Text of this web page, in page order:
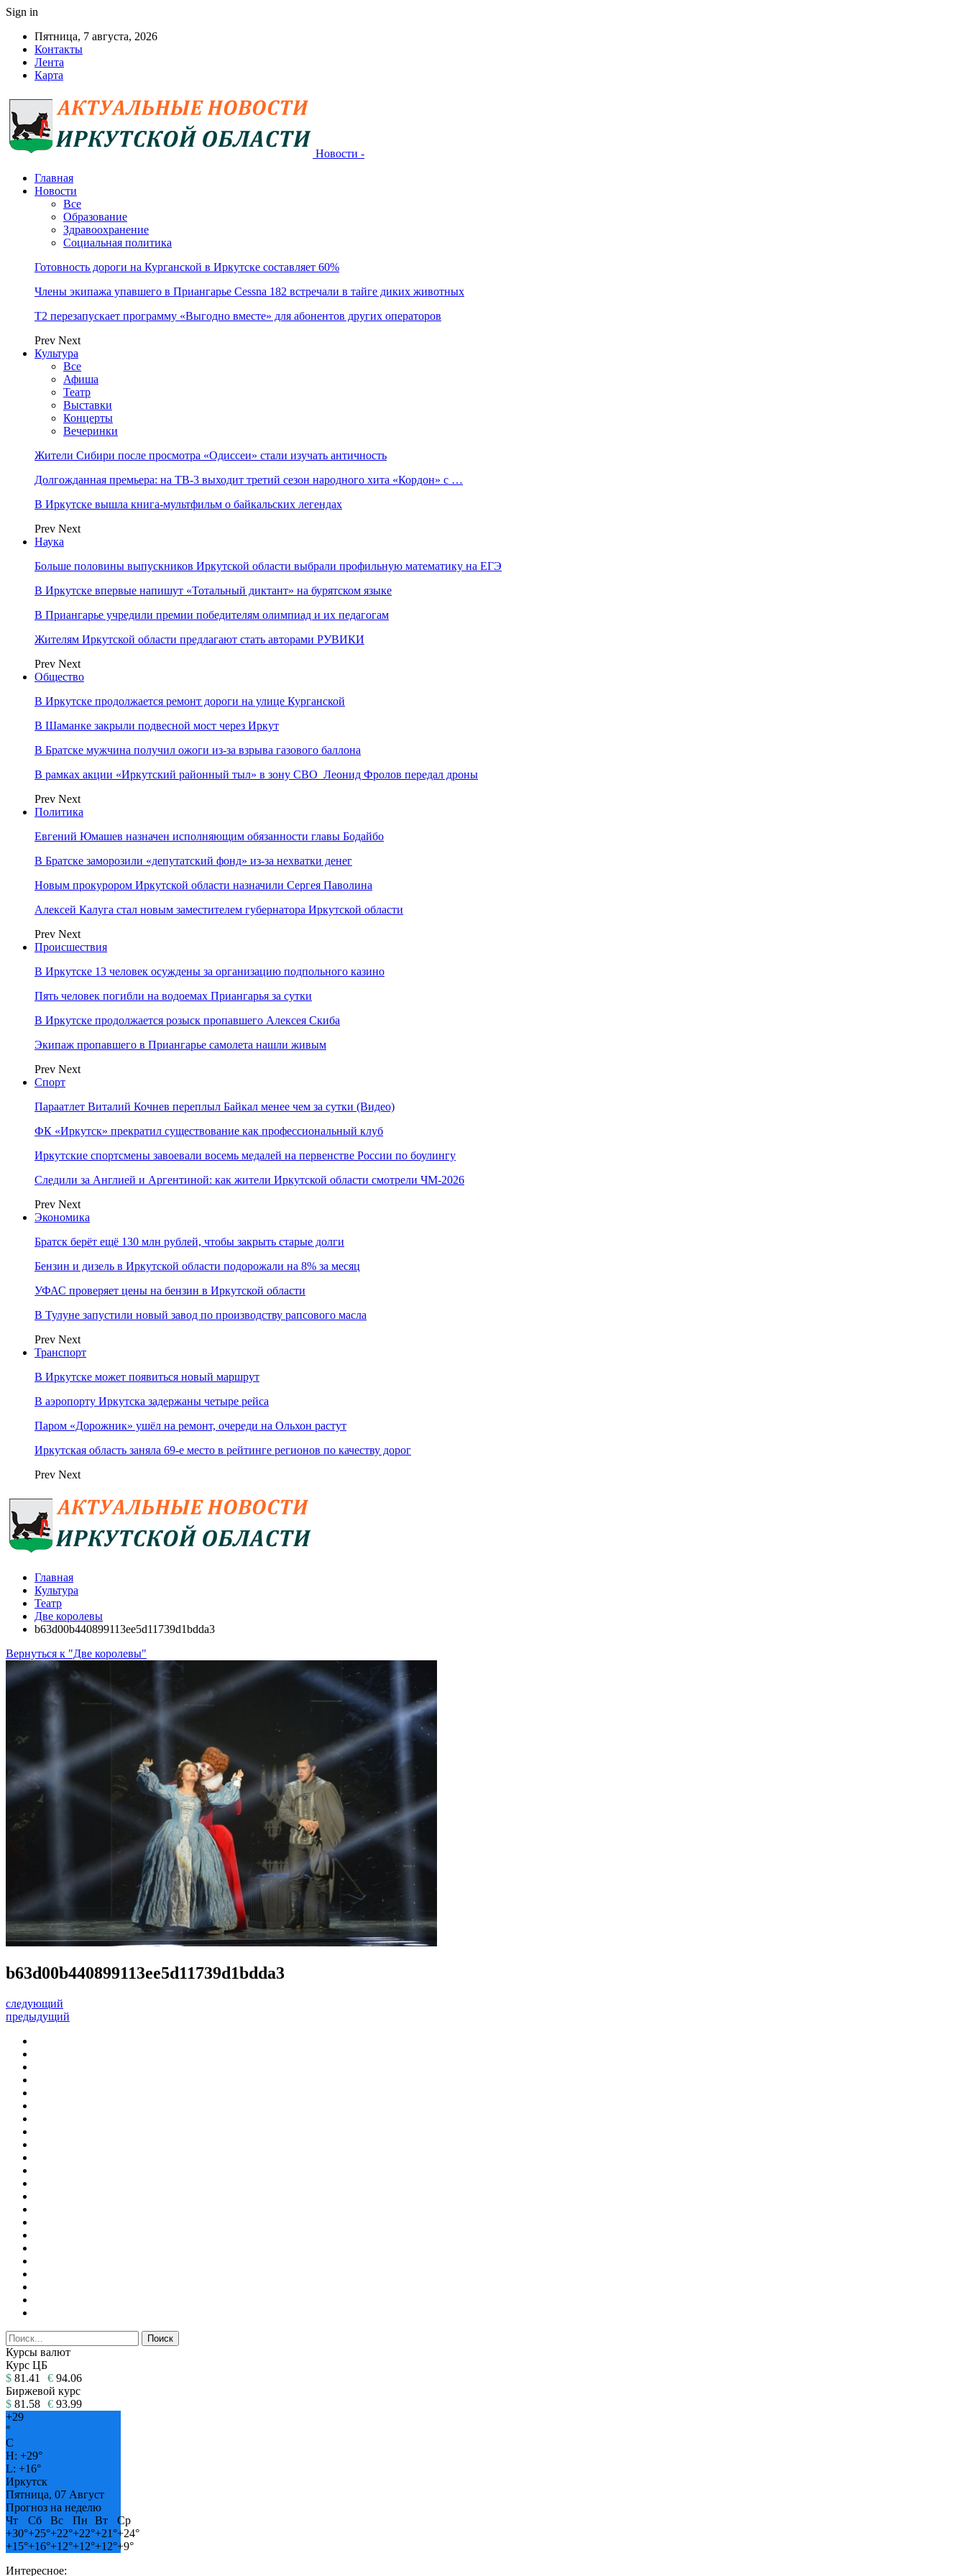
Sign in
Пятница, 7 августа, 2026
Контакты
Лента
Карта
Новости -
Главная
Новости
Все
Образование
Здравоохранение
Социальная политика
Готовность дороги на Курганской в Иркутске составляет 60%
Члены экипажа упавшего в Приангарье Cessna 182 встречали в тайге диких животных
Т2 перезапускает программу «Выгодно вместе» для абонентов других операторов
Prev Next
Культура
Все
Афиша
Театр
Выставки
Концерты
Вечеринки
Жители Сибири после просмотра «Одиссеи» стали изучать античность
Долгожданная премьера: на ТВ-3 выходит третий сезон народного хита «Кордон» с …
В Иркутске вышла книга-мультфильм о байкальских легендах
Prev Next
Наука
Больше половины выпускников Иркутской области выбрали профильную математику на ЕГЭ
В Иркутске впервые напишут «Тотальный диктант» на бурятском языке
В Приангарье учредили премии победителям олимпиад и их педагогам
Жителям Иркутской области предлагают стать авторами РУВИКИ
Prev Next
Общество
В Иркутске продолжается ремонт дороги на улице Курганской
В Шаманке закрыли подвесной мост через Иркут
В Братске мужчина получил ожоги из-за взрыва газового баллона
В рамках акции «Иркутский районный тыл» в зону СВО Леонид Фролов передал дроны
Prev Next
Политика
Евгений Юмашев назначен исполняющим обязанности главы Бодайбо
В Братске заморозили «депутатский фонд» из‑за нехватки денег
Новым прокурором Иркутской области назначили Сергея Паволина
Алексей Калуга стал новым заместителем губернатора Иркутской области
Prev Next
Происшествия
В Иркутске 13 человек осуждены за организацию подпольного казино
Пять человек погибли на водоемах Приангарья за сутки
В Иркутске продолжается розыск пропавшего Алексея Скиба
Экипаж пропавшего в Приангарье самолета нашли живым
Prev Next
Спорт
Параатлет Виталий Кочнев переплыл Байкал менее чем за сутки (Видео)
ФК «Иркутск» прекратил существование как профессиональный клуб
Иркутские спортсмены завоевали восемь медалей на первенстве России по боулингу
Следили за Англией и Аргентиной: как жители Иркутской области смотрели ЧМ-2026
Prev Next
Экономика
Братск берёт ещё 130 млн рублей, чтобы закрыть старые долги
Бензин и дизель в Иркутской области подорожали на 8% за месяц
УФАС проверяет цены на бензин в Иркутской области
В Тулуне запустили новый завод по производству рапсового масла
Prev Next
Транспорт
В Иркутске может появиться новый маршрут
В аэропорту Иркутска задержаны четыре рейса
Паром «Дорожник» ушёл на ремонт, очереди на Ольхон растут
Иркутская область заняла 69‑е место в рейтинге регионов по качеству дорог
Prev Next
Главная
Культура
Театр
Две королевы
b63d00b440899113ee5d11739d1bdda3
Вернуться к "Две королевы"
b63d00b440899113ee5d11739d1bdda3
следующий
предыдущий
Курсы валют
Курс ЦБ
$ 81.41 € 94.06
Биржевой курс
$ 81.58 € 93.99
+29
°
C
H: +29°
L: +16°
Иркутск
Пятница, 07 Август
Прогноз на неделю
Чт
Сб Вс Пн Вт
Ср
+30°+25°+22°+22°+21°+24°
+15°+16°+12°+12°+12°+9°
Интересное: